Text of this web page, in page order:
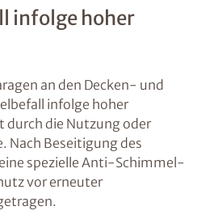
infolge hoher
an den Decken- und
infolge hoher
durch die Nutzung oder
Nach Beseitigung des
spezielle Anti-Schimmel-
vor erneuter